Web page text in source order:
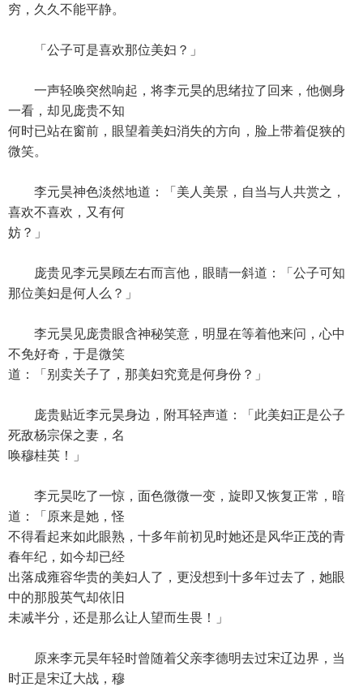
穷，久久不能平静。
「公子可是喜欢那位美妇？」
一声轻唤突然响起，将李元昊的思绪拉了回来，他侧身
一看，却见庞贵不知
何时已站在窗前，眼望着美妇消失的方向，脸上带着促狭的
微笑。
李元昊神色淡然地道：「美人美景，自当与人共赏之，
喜欢不喜欢，又有何
妨？」
庞贵见李元昊顾左右而言他，眼睛一斜道：「公子可知
那位美妇是何人么？」
李元昊见庞贵眼含神秘笑意，明显在等着他来问，心中
不免好奇，于是微笑
道：「别卖关子了，那美妇究竟是何身份？」
庞贵贴近李元昊身边，附耳轻声道：「此美妇正是公子
死敌杨宗保之妻，名
唤穆桂英！」
李元昊吃了一惊，面色微微一变，旋即又恢复正常，暗
道：「原来是她，怪
不得看起来如此眼熟，十多年前初见时她还是风华正茂的青
春年纪，如今却已经
出落成雍容华贵的美妇人了，更没想到十多年过去了，她眼
中的那股英气却依旧
未减半分，还是那么让人望而生畏！」
原来李元昊年轻时曾随着父亲李德明去过宋辽边界，当
时正是宋辽大战，穆